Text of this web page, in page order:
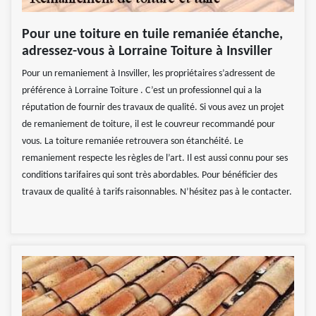
Pour une toiture en tuile remaniée étanche,
adressez-vous à Lorraine Toiture à Insviller
Pour un remaniement à Insviller, les propriétaires s’adressent de
préférence à Lorraine Toiture . C’est un professionnel qui a la
réputation de fournir des travaux de qualité. Si vous avez un projet
de remaniement de toiture, il est le couvreur recommandé pour
vous. La toiture remaniée retrouvera son étanchéité. Le
remaniement respecte les règles de l’art. Il est aussi connu pour ses
conditions tarifaires qui sont très abordables. Pour bénéficier des
travaux de qualité à tarifs raisonnables. N’hésitez pas à le contacter.